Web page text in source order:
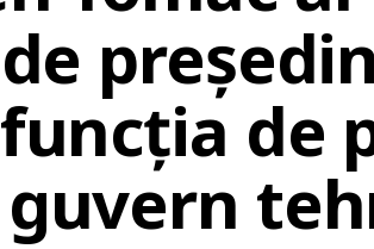
de